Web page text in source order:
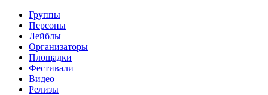
Группы
Персоны
Лейблы
Организаторы
Площадки
Фестивали
Видео
Релизы